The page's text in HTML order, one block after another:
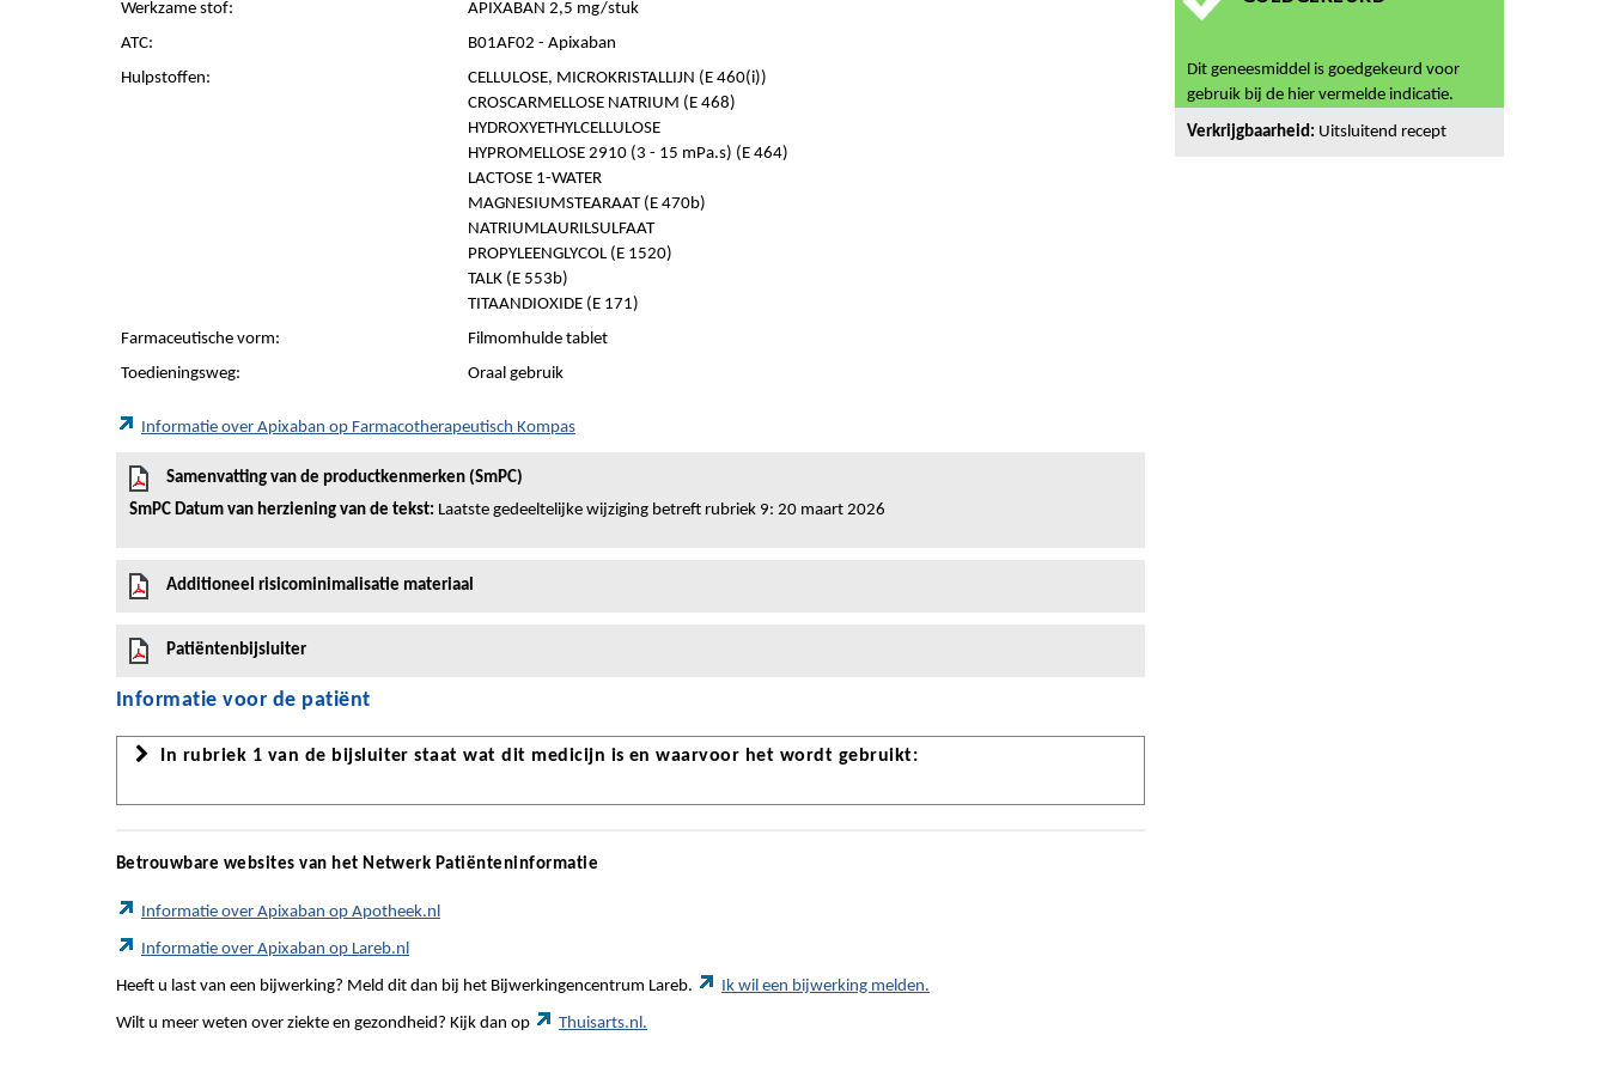
Werkzame stof:
APIXABAN 2,5 mg/stuk
ATC:
B01AF02 - Apixaban
Hulpstoffen:
CELLULOSE, MICROKRISTALLIJN (E 460(i))
CROSCARMELLOSE NATRIUM (E 468)
HYDROXYETHYLCELLULOSE
HYPROMELLOSE 2910 (3 - 15 mPa.s) (E 464)
LACTOSE 1-WATER
MAGNESIUMSTEARAAT (E 470b)
NATRIUMLAURILSULFAAT
PROPYLEENGLYCOL (E 1520)
TALK (E 553b)
TITAANDIOXIDE (E 171)
Farmaceutische vorm:
Filmomhulde tablet
Toedieningsweg:
Oraal gebruik
Informatie over Apixaban op Farmacotherapeutisch Kompas
Samenvatting van de productkenmerken (SmPC)
SmPC Datum van herziening van de tekst: Laatste gedeeltelijke wijziging betreft rubriek 9: 20 maart 2026
Additioneel risicominimalisatie materiaal
Patiëntenbijsluiter
Informatie voor de patiënt
In rubriek 1 van de bijsluiter staat wat dit medicijn is en waarvoor het wordt gebruikt:
Betrouwbare websites van het Netwerk Patiënteninformatie
Informatie over Apixaban op Apotheek.nl
Informatie over Apixaban op Lareb.nl
Heeft u last van een bijwerking? Meld dit dan bij het Bijwerkingencentrum Lareb. Ik wil een bijwerking melden.
Wilt u meer weten over ziekte en gezondheid? Kijk dan op Thuisarts.nl.
Dit geneesmiddel is goedgekeurd voor
gebruik bij de hier vermelde indicatie.
Verkrijgbaarheid: Uitsluitend recept